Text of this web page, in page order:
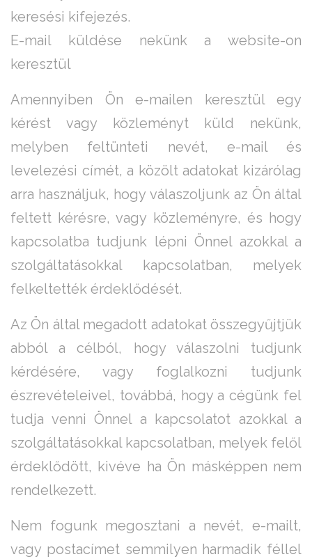
keresési kifejezés.
E-mail küldése nekünk a website-on
keresztül
Amennyiben Ön e-mailen keresztül egy
kérést vagy közleményt küld nekünk,
melyben feltünteti nevét, e-mail és
levelezési címét, a közölt adatokat kizárólag
arra használjuk, hogy válaszoljunk az Ön által
feltett kérésre, vagy közleményre, és hogy
kapcsolatba tudjunk lépni Önnel azokkal a
szolgáltatásokkal kapcsolatban, melyek
felkeltették érdeklődését.
Az Ön által megadott adatokat összegyűjtjük
abból a célból, hogy válaszolni tudjunk
kérdésére, vagy foglalkozni tudjunk
észrevételeivel, továbbá, hogy a cégünk fel
tudja venni Önnel a kapcsolatot azokkal a
szolgáltatásokkal kapcsolatban, melyek felől
érdeklődött, kivéve ha Ön másképpen nem
rendelkezett.
Nem fogunk megosztani a nevét, e-mailt,
vagy postacímet semmilyen harmadik féllel